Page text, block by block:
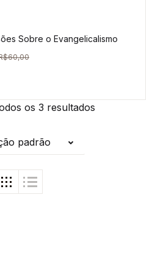
os 3 resultados
padrão
Sobre o Evangelicalismo
60,00